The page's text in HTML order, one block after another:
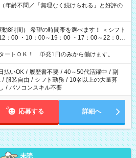
年齢不問／「無理なく続けられる」と好評の
を選べます！ ＜シフト
：00 ・10：00～19：00 ・17：00～22：00
・22：00～翌6：00 など
ートＯＫ！ 単発1日のみから働けます。
払いOK / 履歴書不要 / 40～50代活躍中 / 副
/ 服装自由 / シフト勤務 / 10名以上の大量募
/ パソコンスキル不要
応募する 詳細へ
未読